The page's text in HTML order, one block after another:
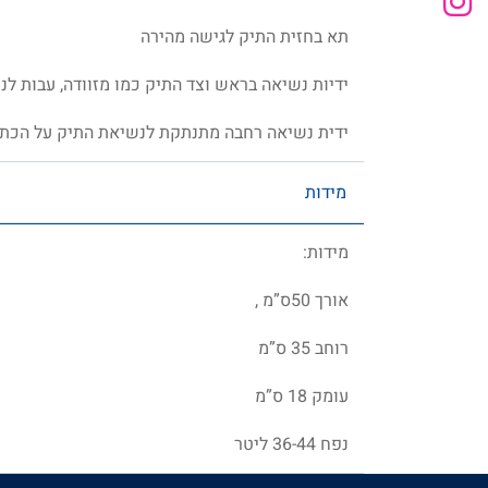
תא בחזית התיק לגישה מהירה
ידיות נשיאה בראש וצד התיק כמו מזוודה, עבות
ידית נשיאה רחבה מתנתקת לנשיאת התיק על
מידות
מידות:
אורך 50ס”מ ,
רוחב 35 ס”מ
עומק 18 ס”מ
נפח 36-44 ליטר